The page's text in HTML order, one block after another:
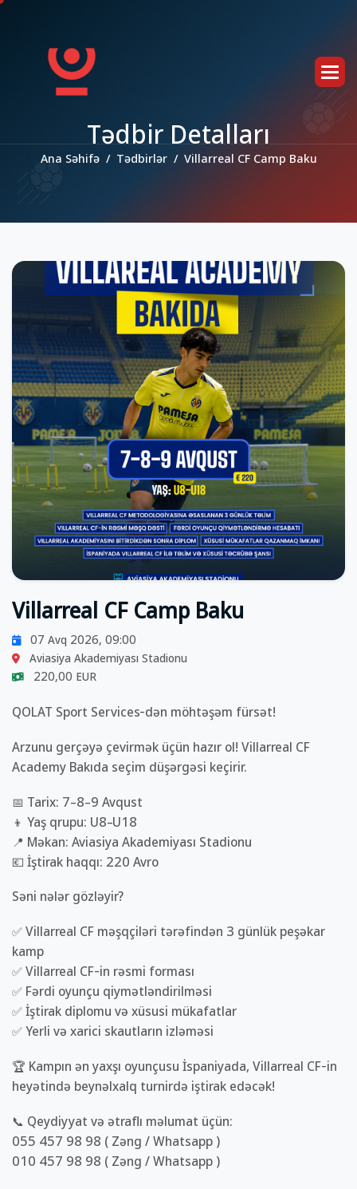
Tədbir Detalları
Ana Səhifə Tədbirlər Villarreal CF Camp Baku
Villarreal CF Camp Baku
07 Avq 2026, 09:00
Aviasiya Akademiyası Stadionu
220,00 EUR
QOLAT Sport Services-dən möhtəşəm fürsət!
Arzunu gerçəyə çevirmək üçün hazır ol! Villarreal CF
Academy Bakıda seçim düşərgəsi keçirir.
📅 Tarix: 7–8–9 Avqust
👦 Yaş qrupu: U8–U18
📍 Məkan: Aviasiya Akademiyası Stadionu
💶 İştirak haqqı: 220 Avro
Səni nələr gözləyir?
✅ Villarreal CF məşqçiləri tərəfindən 3 günlük peşəkar
kamp
✅ Villarreal CF-in rəsmi forması
✅ Fərdi oyunçu qiymətləndirilməsi
✅ İştirak diplomu və xüsusi mükafatlar
✅ Yerli və xarici skautların izləməsi
🏆 Kampın ən yaxşı oyunçusu İspaniyada, Villarreal CF-in
heyətində beynəlxalq turnirdə iştirak edəcək!
📞 Qeydiyyat və ətraflı məlumat üçün:
055 457 98 98 ( Zəng / Whatsapp )
010 457 98 98 ( Zəng / Whatsapp )